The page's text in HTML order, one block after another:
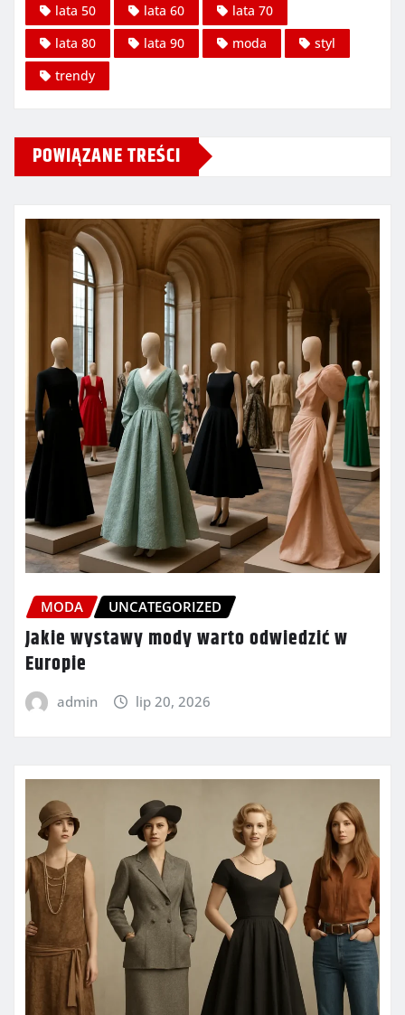
lata 50
lata 60
lata 70
lata 80
lata 90 moda
styl
trendy
POWIĄZANE TREŚCI
MODA UNCATEGORIZED
Jakie wystawy mody warto odwiedzić w
Europie
admin lip 20, 2026